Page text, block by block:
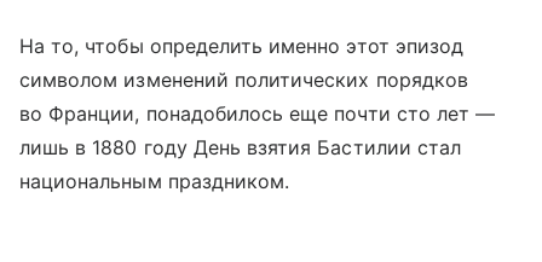
На то, чтобы определить именно этот эпизод
символом изменений политических порядков
во Франции, понадобилось еще почти сто лет —
лишь в 1880 году День взятия Бастилии стал
национальным праздником.